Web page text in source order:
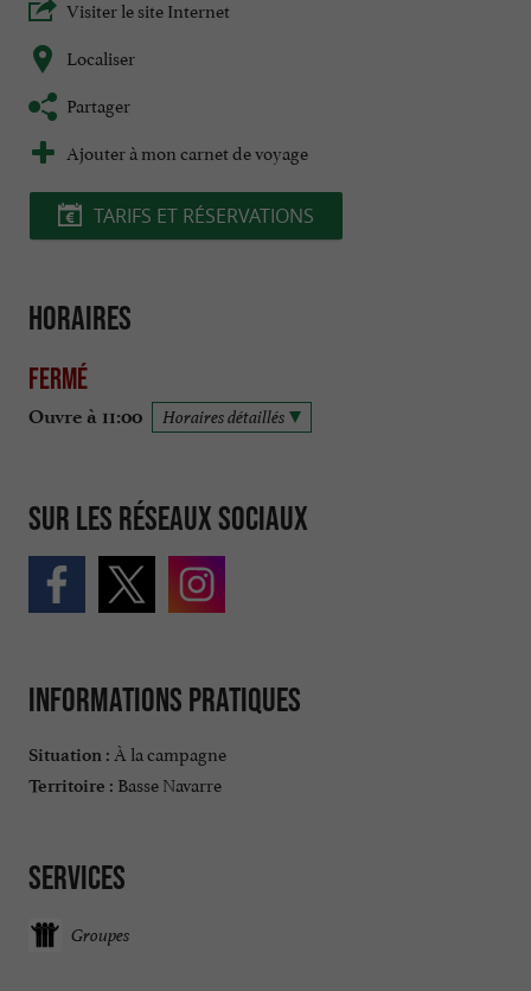
Visiter le site Internet
Localiser
Partager
Ajouter à mon carnet de voyage
TARIFS ET RÉSERVATIONS
Horaires
Fermé
Ouvre à 11:00 Horaires détaillés
Sur les réseaux sociaux
Informations pratiques
Situation : À la campagne
Territoire : Basse Navarre
Services
Groupes